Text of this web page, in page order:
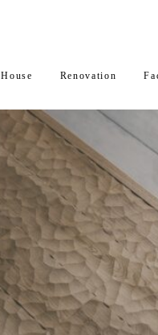
House Renovation